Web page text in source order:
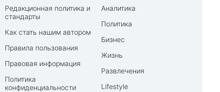
Редакционная политика и
стандарты
Как стать нашим автором
Правила пользования
Правовая информация
Политика
конфиденциальности
Аналитика
Политика
Бизнес
Жизнь
Развлечения
Lifestyle